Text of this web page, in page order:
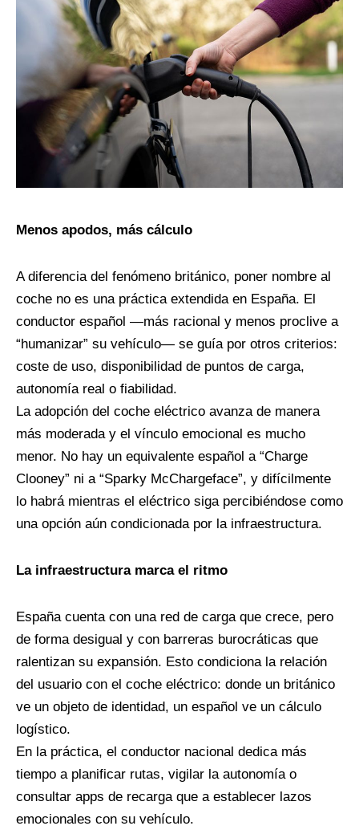
Menos apodos, más cálculo
A diferencia del fenómeno británico, poner nombre al
coche no es una práctica extendida en España. El
conductor español —más racional y menos proclive a
“humanizar” su vehículo— se guía por otros criterios:
coste de uso, disponibilidad de puntos de carga,
autonomía real o fiabilidad.
La adopción del coche eléctrico avanza de manera
más moderada y el vínculo emocional es mucho
menor. No hay un equivalente español a “Charge
Clooney” ni a “Sparky McChargeface”, y difícilmente
lo habrá mientras el eléctrico siga percibiéndose como
una opción aún condicionada por la infraestructura.
La infraestructura marca el ritmo
España cuenta con una red de carga que crece, pero
de forma desigual y con barreras burocráticas que
ralentizan su expansión. Esto condiciona la relación
del usuario con el coche eléctrico: donde un británico
ve un objeto de identidad, un español ve un cálculo
logístico.
En la práctica, el conductor nacional dedica más
tiempo a planificar rutas, vigilar la autonomía o
consultar apps de recarga que a establecer lazos
emocionales con su vehículo.